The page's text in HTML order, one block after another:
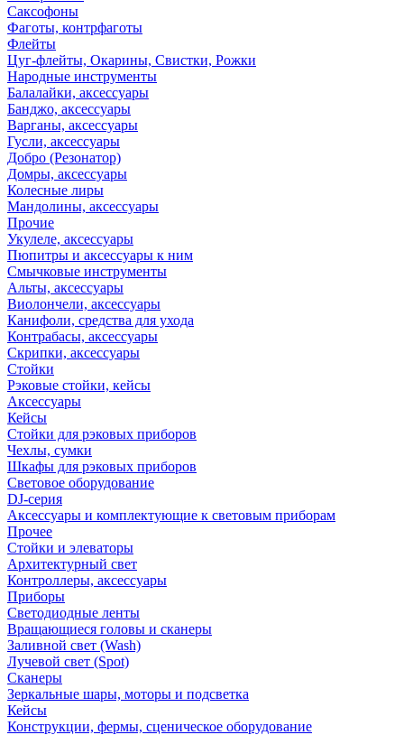
Саксофоны
Фаготы, контрфаготы
Флейты
Цуг-флейты, Окарины, Свистки, Рожки
Народные инструменты
Балалайки, аксессуары
Банджо, аксессуары
Варганы, аксессуары
Гусли, аксессуары
Добро (Резонатор)
Домры, аксессуары
Колесные лиры
Мандолины, аксессуары
Прочие
Укулеле, аксессуары
Пюпитры и аксессуары к ним
Смычковые инструменты
Альты, аксессуары
Виолончели, аксессуары
Канифоли, средства для ухода
Контрабасы, аксессуары
Скрипки, аксессуары
Стойки
Рэковые стойки, кейсы
Аксессуары
Кейсы
Стойки для рэковых приборов
Чехлы, сумки
Шкафы для рэковых приборов
Световое оборудование
DJ-серия
Аксессуары и комплектующие к световым приборам
Прочее
Стойки и элеваторы
Архитектурный свет
Контроллеры, аксессуары
Приборы
Светодиодные ленты
Вращающиеся головы и сканеры
Заливной свет (Wash)
Лучевой свет (Spot)
Сканеры
Зеркальные шары, моторы и подсветка
Кейсы
Конструкции, фермы, сценическое оборудование